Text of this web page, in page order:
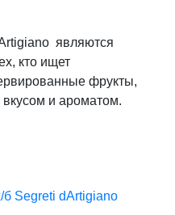
являются
кто ищет
фрукты,
и ароматом.
Segreti dArtigiano